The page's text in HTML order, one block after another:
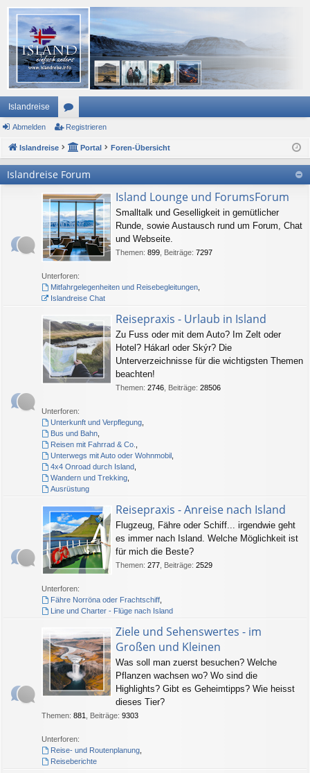
Islandreise
or
en
Abmelden Registrieren
Islandreise Portal Foren-Übersicht
Islandreise Forum
Island Lounge und ForumsForum
Smalltalk und Geselligkeit in gemütlicher
Runde, sowie Austausch rund um Forum, Chat
und Webseite.
Themen: 899 Beiträge: 7297
Unterforen:
Mitfahrgelegenheiten und Reisebegleitungen,
Islandreise Chat
Reisepraxis - Urlaub in Island
Zu Fuss oder mit dem Auto? Im Zelt oder
Hotel? Hákarl oder Skýr? Die
Unterverzeichnisse für die wichtigsten Themen
beachten!
Themen: 2746 Beiträge: 28506
Unterforen:
Unterkunft und Verpflegung,
Bus und Bahn,
Reisen mit Fahrrad & Co.
Unterwegs mit Auto oder Wohnmobil,
4x4 Onroad durch Island,
Wandern und Trekking,
Ausrüstung
Reisepraxis - Anreise nach Island
Flugzeug, Fähre oder Schiff... irgendwie geht
es immer nach Island. Welche Möglichkeit ist
für mich die Beste?
Themen: 277 Beiträge: 2529
Unterforen:
Fähre Norröna oder Frachtschiff,
Line und Charter - Flüge nach Island
Ziele und Sehenswertes - im
Großen und Kleinen
Was soll man zuerst besuchen? Welche
Pflanzen wachsen wo? Wo sind die
Highlights? Gibt es Geheimtipps? Wie heisst
dieses Tier?
Themen: 881 Beiträge: 9303
Unterforen:
Reise- und Routenplanung,
Reiseberichte